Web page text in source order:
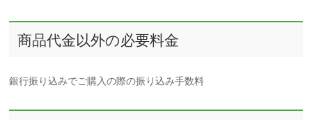
商品代金以外の必要料金
銀行振り込みでご購入の際の振り込み手数料